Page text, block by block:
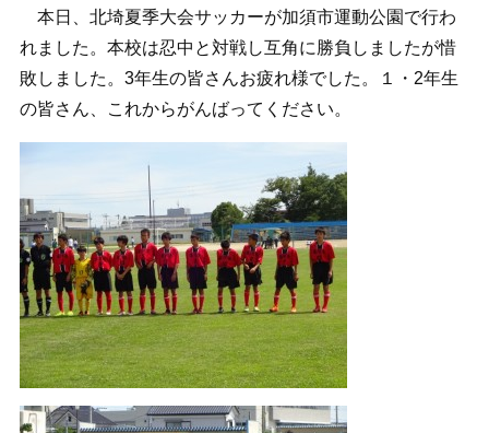
本日、北埼夏季大会サッカーが加須市運動公園で行わ
れました。本校は忍中と対戦し互角に勝負しましたが惜
敗しました。3年生の皆さんお疲れ様でした。１・2年生
の皆さん、これからがんばってください。